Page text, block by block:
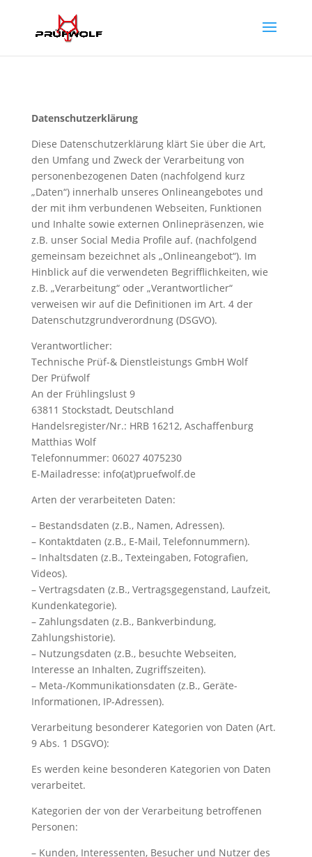
Datenschutzerklärung
Diese Datenschutzerklärung klärt Sie über die Art,
den Umfang und Zweck der Verarbeitung von
personenbezogenen Daten (nachfolgend kurz
„Daten“) innerhalb unseres Onlineangebotes und
der mit ihm verbundenen Webseiten, Funktionen
und Inhalte sowie externen Onlinepräsenzen, wie
z.B. unser Social Media Profile auf. (nachfolgend
gemeinsam bezeichnet als „Onlineangebot“). Im
Hinblick auf die verwendeten Begrifflichkeiten, wie
z.B. „Verarbeitung“ oder „Verantwortlicher“
verweisen wir auf die Definitionen im Art. 4 der
Datenschutzgrundverordnung (DSGVO).
Verantwortlicher:
Technische Prüf-& Dienstleistungs GmbH Wolf
Der Prüfwolf
An der Frühlingslust 9
63811 Stockstadt, Deutschland
Handelsregister/Nr.: HRB 16212, Aschaffenburg
Matthias Wolf
Telefonnummer: 06027 4075230
E-Mailadresse: info(at)pruefwolf.de
Arten der verarbeiteten Daten:
– Bestandsdaten (z.B., Namen, Adressen).
– Kontaktdaten (z.B., E-Mail, Telefonnummern).
– Inhaltsdaten (z.B., Texteingaben, Fotografien,
Videos).
– Vertragsdaten (z.B., Vertragsgegenstand, Laufzeit,
Kundenkategorie).
– Zahlungsdaten (z.B., Bankverbindung,
Zahlungshistorie).
– Nutzungsdaten (z.B., besuchte Webseiten,
Interesse an Inhalten, Zugriffszeiten).
– Meta-/Kommunikationsdaten (z.B., Geräte-
Informationen, IP-Adressen).
Verarbeitung besonderer Kategorien von Daten (Art.
9 Abs. 1 DSGVO):
Es werden keine besonderen Kategorien von Daten
verarbeitet.
Kategorien der von der Verarbeitung betroffenen
Personen:
– Kunden, Interessenten, Besucher und Nutzer des